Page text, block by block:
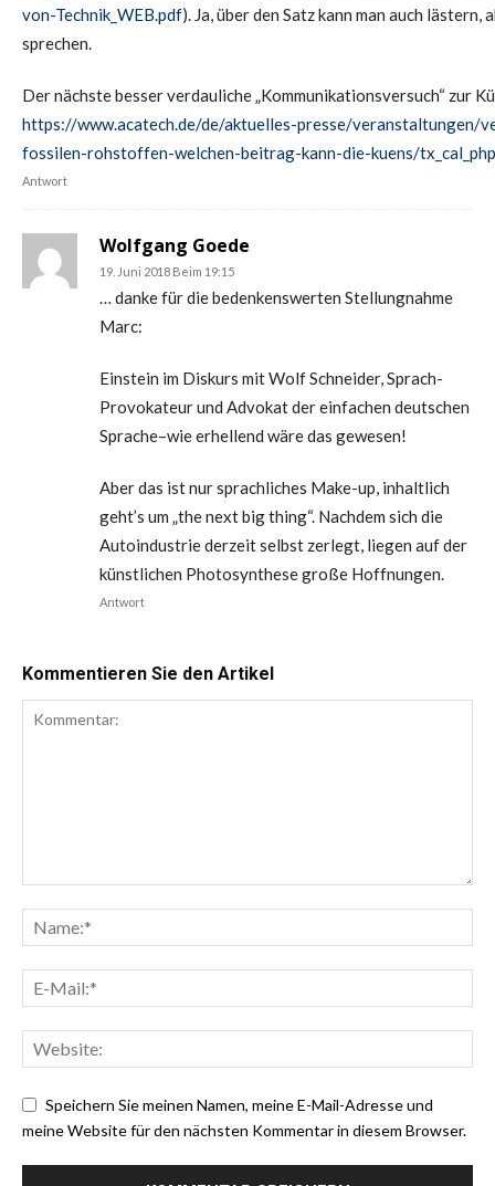
von-Technik_WEB.pdf). Ja, über den Satz kann man auch
sprechen.
Der nächste besser verdauliche „Kommunikationsversuch“ zur
https://www.acatech.de/de/aktuelles-presse/
fossilen-rohstoffen-welchen-beitrag-kann-die-kuens/
Antwort
Wolfgang Goede
19. Juni 2018 Beim 19:15
… danke für die bedenkenswerten Stellungnahme
Marc:
Einstein im Diskurs mit Wolf Schneider, Sprach-
Provokateur und Advokat der einfachen deutschen
Sprache–wie erhellend wäre das gewesen!
Aber das ist nur sprachliches Make-up, inhaltlich
geht’s um „the next big thing“. Nachdem sich die
Autoindustrie derzeit selbst zerlegt, liegen auf der
künstlichen Photosynthese große Hoffnungen.
Antwort
Kommentieren Sie den Artikel
Speichern Sie meinen Namen, meine E-Mail-Adresse und
meine Website für den nächsten Kommentar in diesem Browser.